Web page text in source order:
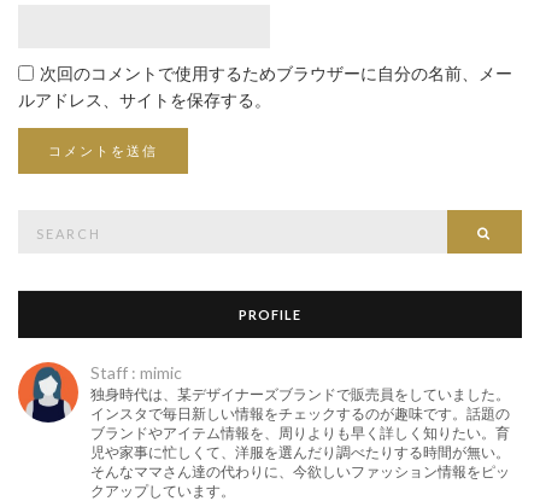
次回のコメントで使用するためブラウザーに自分の名前、メー
ルアドレス、サイトを保存する。
PROFILE
Staff : mimic
独身時代は、某デザイナーズブランドで販売員をしていました。
インスタで毎日新しい情報をチェックするのが趣味です。話題の
ブランドやアイテム情報を、周りよりも早く詳しく知りたい。育
児や家事に忙しくて、洋服を選んだり調べたりする時間が無い。
そんなママさん達の代わりに、今欲しいファッション情報をピッ
クアップしています。